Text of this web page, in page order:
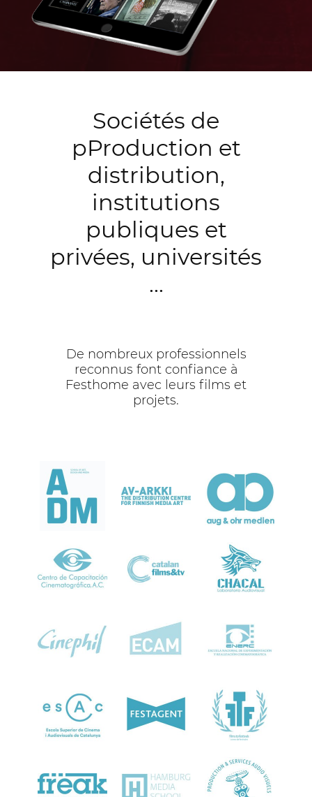
Sociétés de
pProduction et
distribution,
institutions
publiques et
privées, universités
...
De nombreux professionnels
reconnus font confiance à
Festhome avec leurs films et
projets.